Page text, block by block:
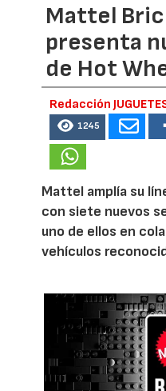
Mattel
presenta
de Hot
Redacción
1245
Mattel amplía su
con siete nuevos
uno de ellos en
vehículos